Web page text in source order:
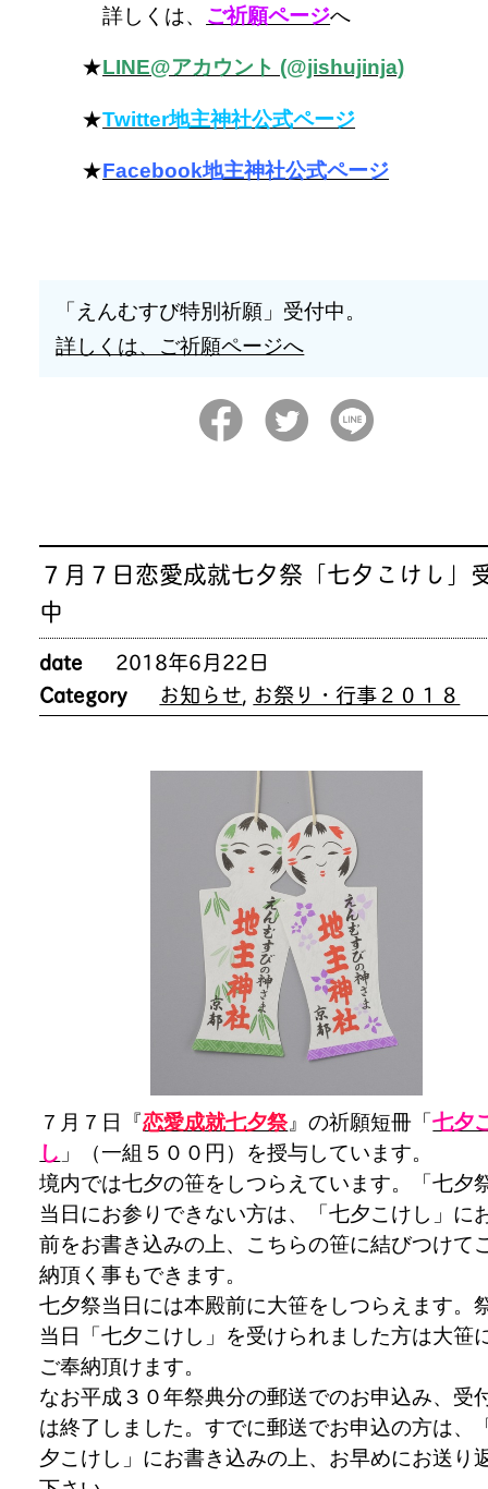
詳しくは、 ご祈願ページへ
★LINE@アカウント (@jishujinja)
★Twitter地主神社公式ページ
★Facebook地主神社公式ページ
「えんむすび特別祈願」受付中。
詳しくは、ご祈願ページへ
７月７日恋愛成就七夕祭「七夕こけし」
中
date
2018年6月22日
Category
お知らせ, お祭り・行事２０１８
７月７日『恋愛成就七夕祭』の祈願短冊「七夕
し 」（一組５００円）を授与しています。
境内では七夕の笹をしつらえています。「七夕
当日にお参りできない方は、「七夕こけし」に
前をお書き込みの上、こちらの笹に結びつけて
納頂く事もできます。
七夕祭当日には本殿前に大笹をしつらえます。
当日「七夕こけし」を受けられました方は大笹
ご奉納頂けます。
なお平成３０年祭典分の郵送でのお申込み、受
は終了しました。すでに郵送でお申込の方は、
夕こけし」にお書き込みの上、お早めにお送り